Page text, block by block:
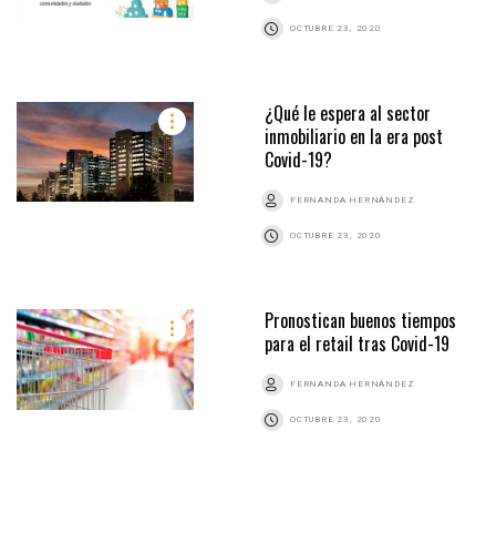
OCTUBRE 23, 2020
¿Qué le espera al sector
inmobiliario en la era post
Covid-19?
FERNANDA HERNÁNDEZ
OCTUBRE 23, 2020
Pronostican buenos tiempos
para el retail tras Covid-19
FERNANDA HERNÁNDEZ
OCTUBRE 23, 2020